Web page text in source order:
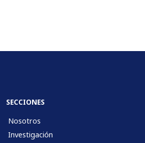
SECCIONES
Nosotros
Investigación